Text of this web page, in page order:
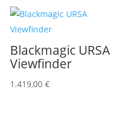
Blackmagic URSA
Viewfinder
1.419,00 €